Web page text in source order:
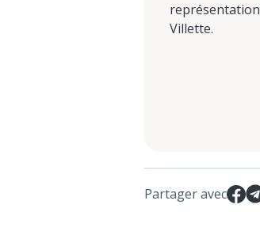
Villette.
Partager avec